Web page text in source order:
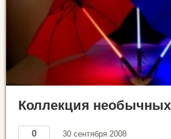
Коллекция необычных
0 30 сентября 2008